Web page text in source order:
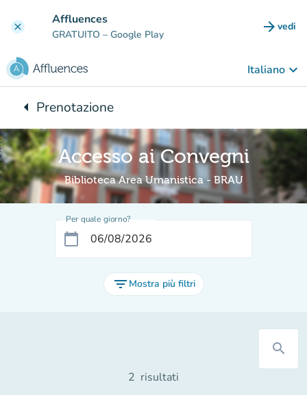
clear Affluences
GRATUITO – Google Play arrow_forward vedi
Italiano keyboard_arrow_down
arrow_leftTorna a:
Prenotazione
Accesso ai Convegni
Biblioteca Area Umanistica - BRAU
Per quale giorno?
calendar_today
filter_list Mostra più filtri
search
2 risultati